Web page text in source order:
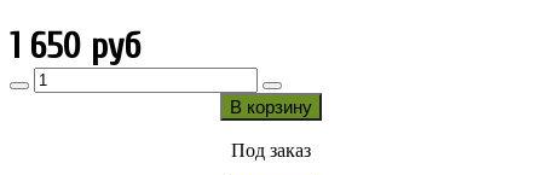
1 650 руб
В корзину
Под заказ